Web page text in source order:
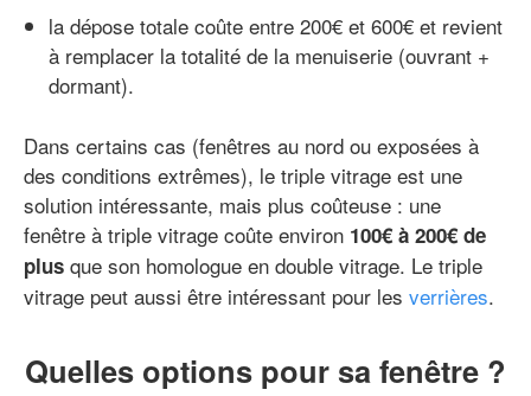
la dépose totale coûte entre 200€ et 600€ et revient
à remplacer la totalité de la menuiserie (ouvrant +
dormant).
Dans certains cas (fenêtres au nord ou exposées à
des conditions extrêmes), le triple vitrage est une
solution intéressante, mais plus coûteuse : une
fenêtre à triple vitrage coûte environ 100€ à 200€ de
plus que son homologue en double vitrage. Le triple
vitrage peut aussi être intéressant pour les verrières.
Quelles options pour sa fenêtre ?